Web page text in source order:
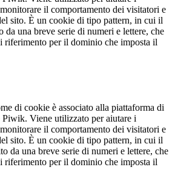
il comportamento dei visitatori e
sito. È un cookie di tipo pattern, in cui il
da una breve serie di numeri e lettere, che
riferimento per il dominio che imposta il
di cookie è associato alla piattaforma di
Piwik. Viene utilizzato per aiutare i
il comportamento dei visitatori e
sito. È un cookie di tipo pattern, in cui il
da una breve serie di numeri e lettere, che
riferimento per il dominio che imposta il